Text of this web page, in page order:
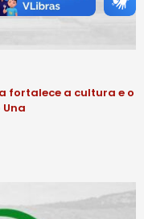
fortalece a cultura e o